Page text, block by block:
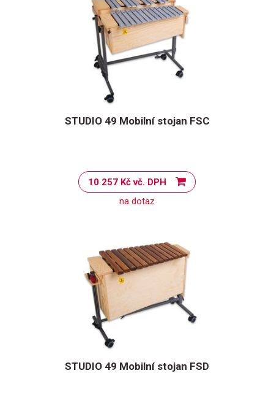
STUDIO 49 Mobilní stojan FSC
10 257 Kč vč. DPH
na dotaz
STUDIO 49 Mobilní stojan FSD